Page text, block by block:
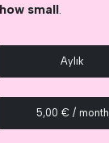
small
Aylık
5,00 € / month